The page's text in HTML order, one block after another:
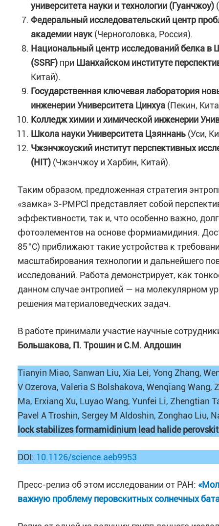
университета науки и технологии (Гуанчжоу)
Федеральный исследовательский центр
академии наук (Черноголовка, Россия).
Национальный центр исследований белка в
(SSRF) при Шанхайском институте
Китай).
Государственная ключевая лаборатория
инженерииУниверситета Цинхуа (Пекин,
Колледж химии и химической инженерии
Школа наукиУниверситета Цзяннань (Уси,
Чжэнчжоуский институт перспективных
(HIT) (Чжэнчжоу и Харбин, Китай).
Таким образом, предложенная стратегия
«замка» 3-PMPCl представляет собой
эффективности, так и, что особенно важно,
фотоэлементов на основе формиамидиния.
85 °C) приближают такие устройства к
масштабирования технологии и дальнейшего
исследований. Работа демонстрирует, как
данном случае энтропией — на молекулярном
решения материаловедческих задач.
В работе принимали участие научные
Большакова, П. Трошин и С.М. Алдошин
Tianyin Miao, Sanwan Liu, Xia Lei, Yong Zhang,
V Ozerova, Valeria S Bolshakova, Wenqiang
Ma, Erxiang Xu, Luyao Wang, Yunfei Li, Zhengtian
Pavel A Troshin, Sergey M Aldoshin, Zonghao Liu,
lock stabilizes formamidinium lead halide
DOI: 10.1126/science.aeb9953
Пресс-релиз об этом исследовании от РАН:
важную проблему перовскитных солнечных